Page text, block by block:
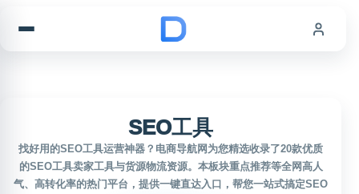
SEO工具
找好用的SEO工具运营神器？电商导航网为您精选收录了20款优质
的SEO工具卖家工具与货源物流资源。本板块重点推荐等全网高人
气、高转化率的热门平台，提供一键直达入口，帮您一站式搞定SEO